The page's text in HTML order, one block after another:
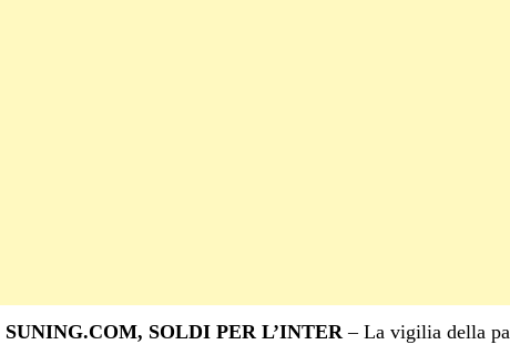
SUNING.COM, SOLDI PER L’INTER– La vigilia della